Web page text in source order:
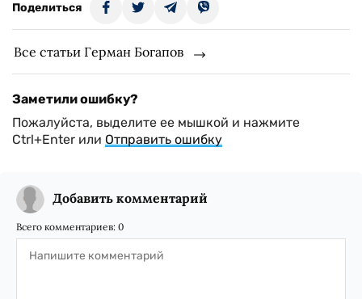
Поделиться
Все статьи Герман Богапов
Заметили ошибку?
Пожалуйста, выделите ее мышкой и нажмите
Ctrl+Enter или Отправить ошибку
Добавить комментарий
Всего комментариев: 0